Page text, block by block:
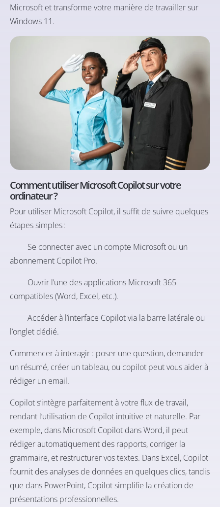
Microsoft et transforme votre manière de travailler sur
Windows 11.
Comment utiliser Microsoft Copilot sur votre
ordinateur ?
Pour utiliser Microsoft Copilot, il suffit de suivre quelques
étapes simples :
Se connecter avec un compte Microsoft ou un
abonnement Copilot Pro.
Ouvrir l’une des applications Microsoft 365
compatibles (Word, Excel, etc.).
Accéder à l’interface Copilot via la barre latérale ou
l’onglet dédié.
Commencer à interagir : poser une question, demander
un résumé, créer un tableau, ou copilot peut vous aider à
rédiger un email.
Copilot s’intègre parfaitement à votre flux de travail,
rendant l’utilisation de Copilot intuitive et naturelle. Par
exemple, dans Microsoft Copilot dans Word, il peut
rédiger automatiquement des rapports, corriger la
grammaire, et restructurer vos textes. Dans Excel, Copilot
fournit des analyses de données en quelques clics, tandis
que dans PowerPoint, Copilot simplifie la création de
présentations professionnelles.